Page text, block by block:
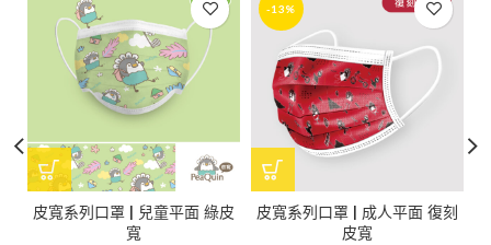
皮寬系列口罩 | 兒童平面 綠皮
寬
-13%
皮寬系列口罩 | 成人平面 復刻
皮寬